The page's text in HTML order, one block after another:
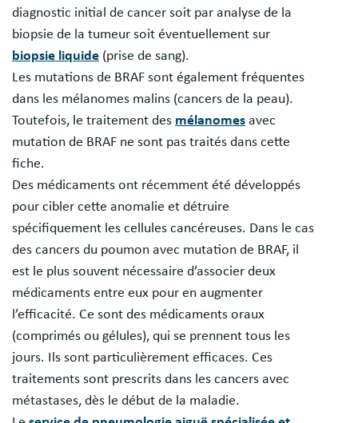
diagnostic initial de cancer soit par analyse de la
biopsie de la tumeur soit éventuellement sur
biopsie liquide (prise de sang).
Les mutations de BRAF sont également fréquentes
dans les mélanomes malins (cancers de la peau).
Toutefois, le traitement des mélanomes avec
mutation de BRAF ne sont pas traités dans cette
fiche.
Des médicaments ont récemment été développés
pour cibler cette anomalie et détruire
spécifiquement les cellules cancéreuses. Dans le cas
des cancers du poumon avec mutation de BRAF, il
est le plus souvent nécessaire d’associer deux
médicaments entre eux pour en augmenter
l’efficacité. Ce sont des médicaments oraux
(comprimés ou gélules), qui se prennent tous les
jours. Ils sont particulièrement efficaces. Ces
traitements sont prescrits dans les cancers avec
métastases, dès le début de la maladie.